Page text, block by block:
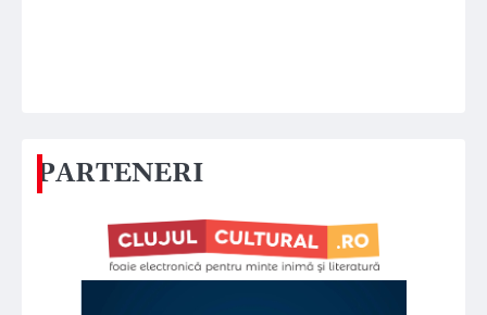
PARTENERI